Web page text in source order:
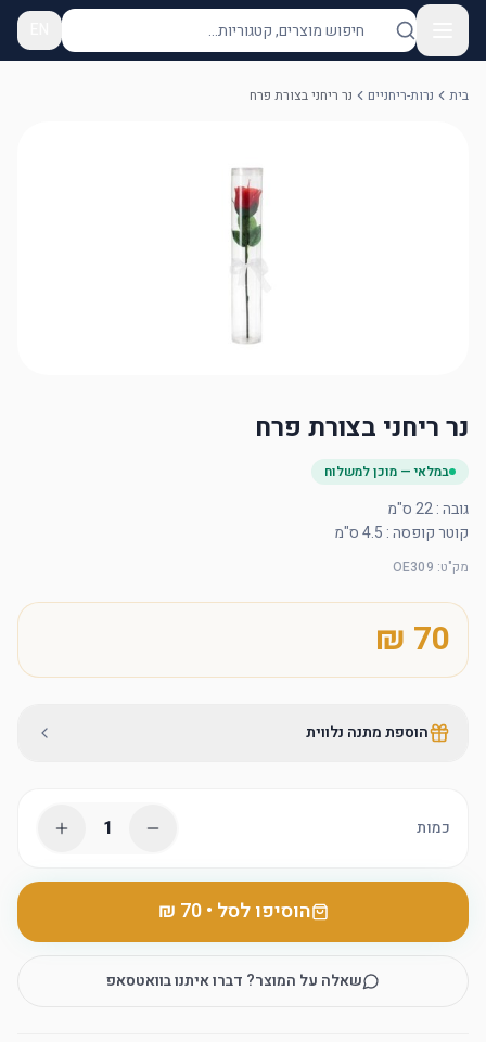
בית נרות-ריחניים נר ריחני בצורת פרח
נר ריחני בצורת פרח
במלאי — מוכן למשלוח
קוטר קופסה : 4.5 ס"מ
מק"ט:
OE309
הוספת מתנה נלווית
כמות 1
הוסיפו לסל •
‏70 ₪
שאלה על המוצר? דברו איתנו בוואטסאפ